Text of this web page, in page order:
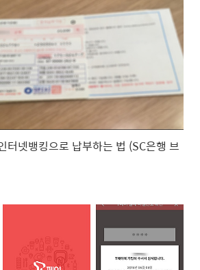
터넷뱅킹으로 납부하는 법 (SC은행 브